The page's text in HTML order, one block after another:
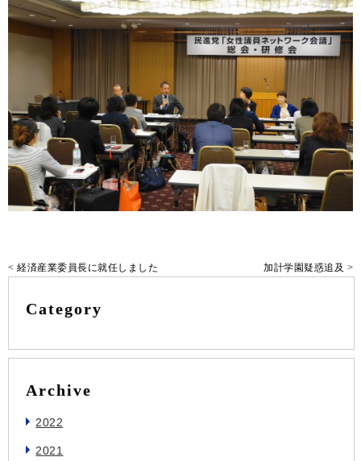
< 経済産業委員長に就任しました 加計学園疑惑追及 >
Category
Archive
2022
2021